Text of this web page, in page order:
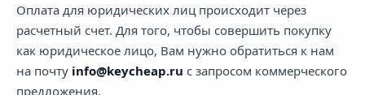
Оплата для юридических лиц происходит через
расчетный счет. Для того, чтобы совершить покупку
как юридическое лицо, Вам нужно обратиться к нам
на почту info@keycheap.ru с запросом коммерческого
предложения.